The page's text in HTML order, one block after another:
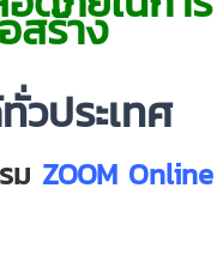
สร้าง
วประเทศ
ม ZOOM Online